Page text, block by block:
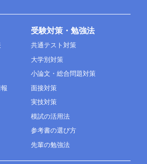
受験対策・勉強法
共通テスト対策
大学別対策
小論文・総合問題対策
面接対策
実技対策
模試の活用法
参考書の選び方
先輩の勉強法